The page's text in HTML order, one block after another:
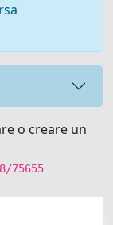
o creare un
75655